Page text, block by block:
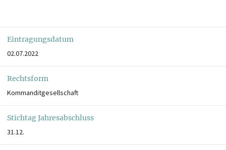
Eintragungsdatum
02.07.2022
Rechtsform
Kommanditgesellschaft
Stichtag Jahresabschluss
31.12.